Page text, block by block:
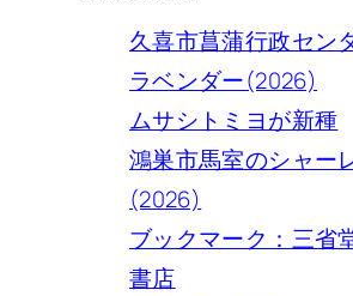
久喜市菖蒲行政セン
ラベンダー(2026)
ムサシトミヨが新種
鴻巣市馬室のシャー
(2026)
ブックマーク：三省
書店